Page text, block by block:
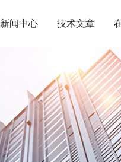
新闻中心 技术文章